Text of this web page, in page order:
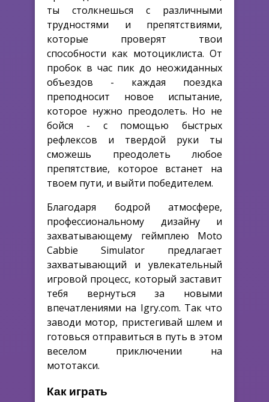
ты столкнешься с различными
трудностями и препятствиями,
которые проверят твои
способности как мотоциклиста. От
пробок в час пик до неожиданных
объездов - каждая поездка
преподносит новое испытание,
которое нужно преодолеть. Но не
бойся - с помощью быстрых
рефлексов и твердой руки ты
сможешь преодолеть любое
препятствие, которое встанет на
твоем пути, и выйти победителем.
Благодаря бодрой атмосфере,
профессиональному дизайну и
захватывающему геймплею Moto
Cabbie Simulator предлагает
захватывающий и увлекательный
игровой процесс, который заставит
тебя вернуться за новыми
впечатлениями на Igry.com. Так что
заводи мотор, пристегивай шлем и
готовься отправиться в путь в этом
веселом приключении на
мототакси.
Как играть